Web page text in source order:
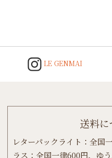
LE GENMAI
送料に
レターパックライト：全国
ラス：全国一律600円、ゆ